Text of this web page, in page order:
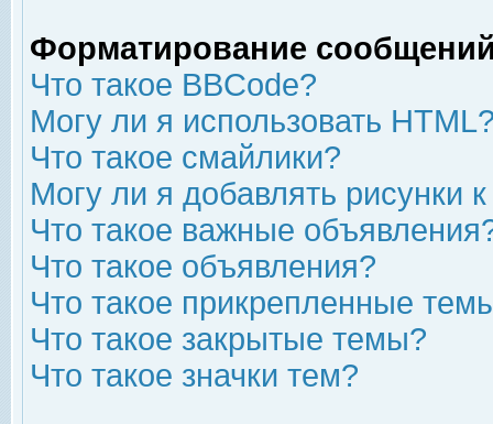
Форматирование
Что такое BBCode?
Могу ли я использовать
Что такое смайлики?
Могу ли я добавлять рисунки
Что такое важные
Что такое объявления?
Что такое прикрепленные
Что такое закрытые темы?
Что такое значки тем?